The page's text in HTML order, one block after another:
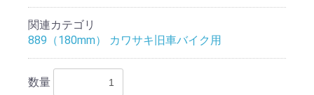
関連カテゴリ
889（180mm） カワサキ旧車バイク用
数量